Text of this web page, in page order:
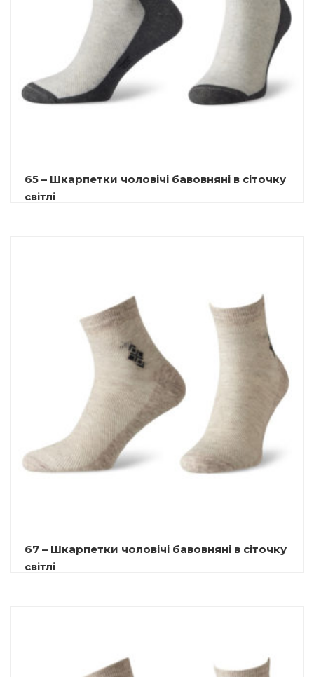
65 – Шкарпетки чоловічі бавовняні в сіточку
світлі
67 – Шкарпетки чоловічі бавовняні в сіточку
світлі